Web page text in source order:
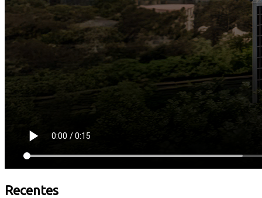
Recentes